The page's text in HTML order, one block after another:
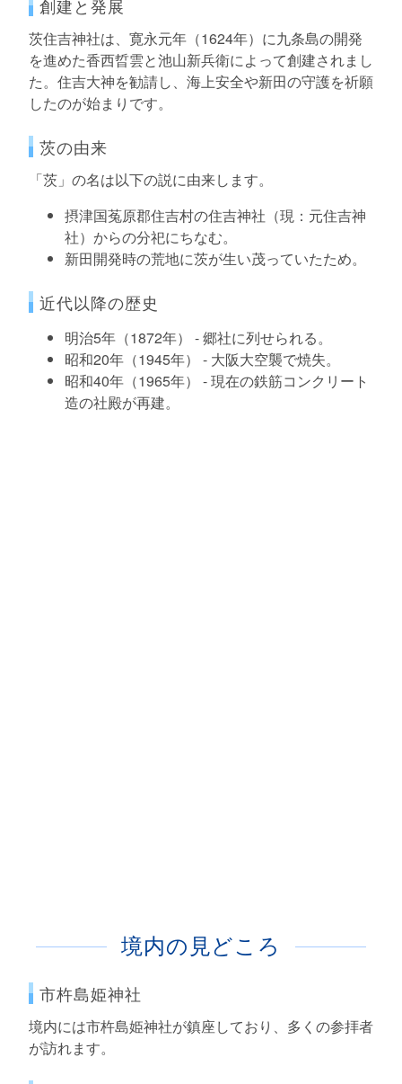
創建と発展
茨住吉神社は、寛永元年（1624年）に九条島の開発
を進めた香西晢雲と池山新兵衛によって創建されまし
た。住吉大神を勧請し、海上安全や新田の守護を祈願
したのが始まりです。
茨の由来
「茨」の名は以下の説に由来します。
摂津国菟原郡住吉村の住吉神社（現：元住吉神
社）からの分祀にちなむ。
新田開発時の荒地に茨が生い茂っていたため。
近代以降の歴史
明治5年（1872年） - 郷社に列せられる。
昭和20年（1945年） - 大阪大空襲で焼失。
昭和40年（1965年） - 現在の鉄筋コンクリート
造の社殿が再建。
境内の見どころ
市杵島姫神社
境内には市杵島姫神社が鎮座しており、多くの参拝者
が訪れます。